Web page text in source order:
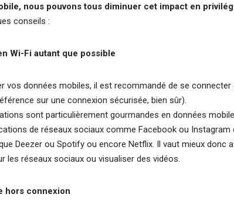
nous pouvons tous diminuer cet impact en
conseils :
Wi-Fi autant que possible
vos données mobiles, il est recommandé de se
sur une connexion sécurisée, bien sûr).
sont particulièrement gourmandes en données
de réseaux sociaux comme Facebook ou
Deezer ou Spotify ou encore Netflix. Il vaut mieux donc
les réseaux sociaux ou visualiser des vidéos.
hors connexion